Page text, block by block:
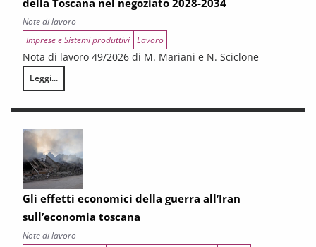
della Toscana nel negoziato 2028-2034
Note di lavoro
Imprese e Sistemi produttivi Lavoro
Nota di lavoro 49/2026 di M. Mariani e N. Sciclone
Leggi...
La politica di coesione al bivio. Crisi narrativa, svolta industriale e il
Gli effetti economici della guerra all’Iran
sull’economia toscana
Note di lavoro